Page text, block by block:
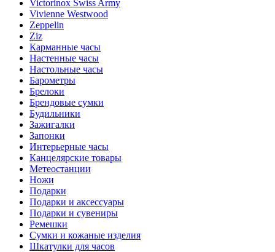
Victorinox Swiss Army
Vivienne Westwood
Zeppelin
Ziz
Карманные часы
Настенные часы
Настольные часы
Барометры
Брелоки
Брендовые сумки
Будильники
Зажигалки
Запонки
Интерьерные часы
Канцелярские товары
Метеостанции
Ножи
Подарки
Подарки и аксессуары
Подарки и сувениры
Ремешки
Сумки и кожаные изделия
Шкатулки для часов